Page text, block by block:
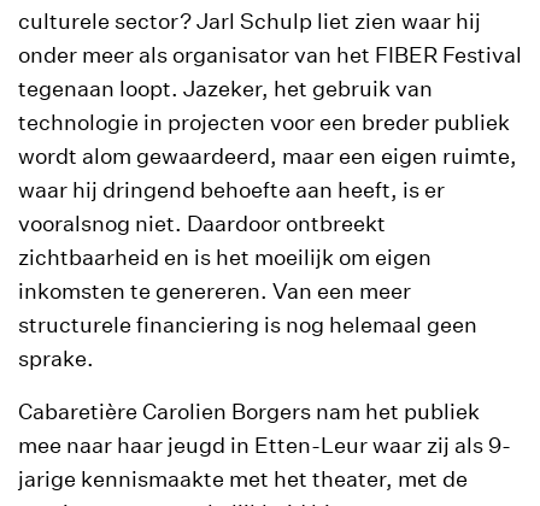
culturele sector? Jarl Schulp liet zien waar hij
onder meer als organisator van het FIBER Festival
tegenaan loopt. Jazeker, het gebruik van
technologie in projecten voor een breder publiek
wordt alom gewaardeerd, maar een eigen ruimte,
waar hij dringend behoefte aan heeft, is er
vooralsnog niet. Daardoor ontbreekt
zichtbaarheid en is het moeilijk om eigen
inkomsten te genereren. Van een meer
structurele financiering is nog helemaal geen
sprake.
Cabaretière Carolien Borgers nam het publiek
mee naar haar jeugd in Etten-Leur waar zij als 9-
jarige kennismaakte met het theater, met de